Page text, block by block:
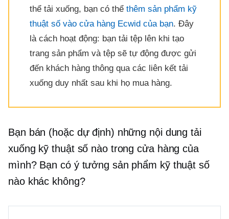
thể tải xuống, bạn có thể thêm sản phẩm kỹ
thuật số vào cửa hàng Ecwid của bạn. Đây
là cách hoạt động: bạn tải tệp lên khi tạo
trang sản phẩm và tệp sẽ tự động được gửi
đến khách hàng thông qua các liên kết tải
xuống duy nhất sau khi họ mua hàng.
Bạn bán (hoặc dự định) những nội dung tải
xuống kỹ thuật số nào trong cửa hàng của
mình? Bạn có ý tưởng sản phẩm kỹ thuật số
nào khác không?